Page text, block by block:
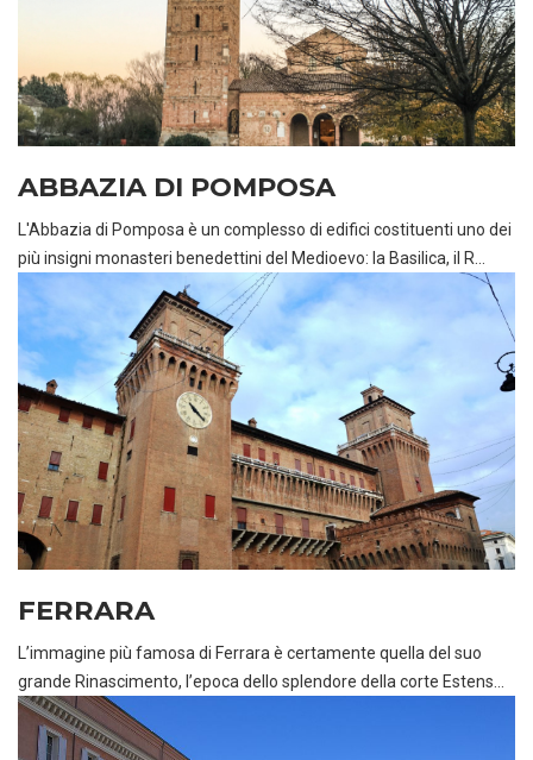
ABBAZIA DI POMPOSA
L'Abbazia di Pomposa è un complesso di edifici costituenti uno dei
più insigni monasteri benedettini del Medioevo: la Basilica, il R...
FERRARA
L’immagine più famosa di Ferrara è certamente quella del suo
grande Rinascimento, l’epoca dello splendore della corte Estens...